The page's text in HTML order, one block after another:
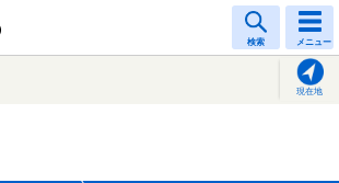
検索 メニュー
現在地